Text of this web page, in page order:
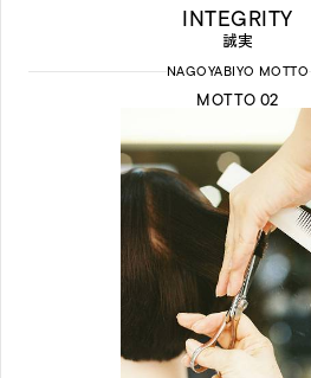
INTEGRITY
誠実
NAGOYABIYO MOTTO
MOTTO 02